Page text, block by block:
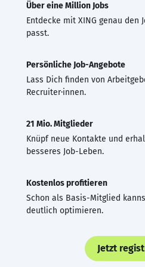
Über eine Million Jobs
Entdecke mit XING genau den
passt.
Persönliche Job-Angebote
Lass Dich finden von
Recruiter·innen.
21 Mio. Mitglieder
Knüpf neue Kontakte und
besseres Job-Leben.
Kostenlos profitieren
Schon als Basis-Mitglied
deutlich optimieren.
Jetzt